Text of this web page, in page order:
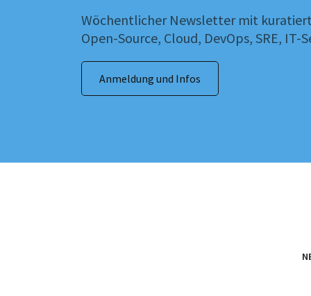
Wöchentlicher Newsletter mit
Open-Source, Cloud, DevOps, SRE,
Anmeldung und Infos